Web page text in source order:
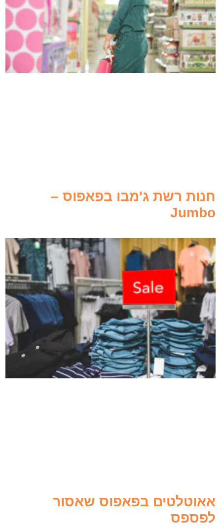
חנות רשת ג'מבו בפאפוס –
Jumbo
אאוטלטים בפאפוס שאסור
לפספס